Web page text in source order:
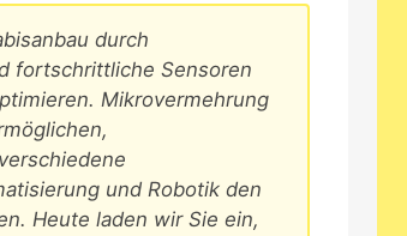
durch
fortschrittliche Sensoren
Mikrovermehrung
und Robotik den
Heute laden wir Sie ein,